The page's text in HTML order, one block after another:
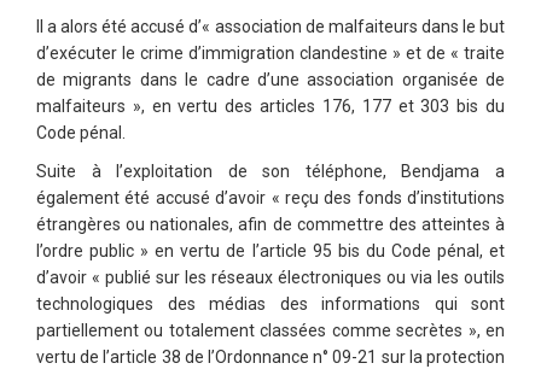
Il a alors été accusé d’« association de malfaiteurs dans le but
d’exécuter le crime d’immigration clandestine » et de « traite
de migrants dans le cadre d’une association organisée de
malfaiteurs », en vertu des articles 176, 177 et 303 bis du
Code pénal.
Suite à l’exploitation de son téléphone, Bendjama a
également été accusé d’avoir « reçu des fonds d’institutions
étrangères ou nationales, afin de commettre des atteintes à
l’ordre public » en vertu de l’article 95 bis du Code pénal, et
d’avoir « publié sur les réseaux électroniques ou via les outils
technologiques des médias des informations qui sont
partiellement ou totalement classées comme secrètes », en
vertu de l’article 38 de l’Ordonnance n° 09-21 sur la protection